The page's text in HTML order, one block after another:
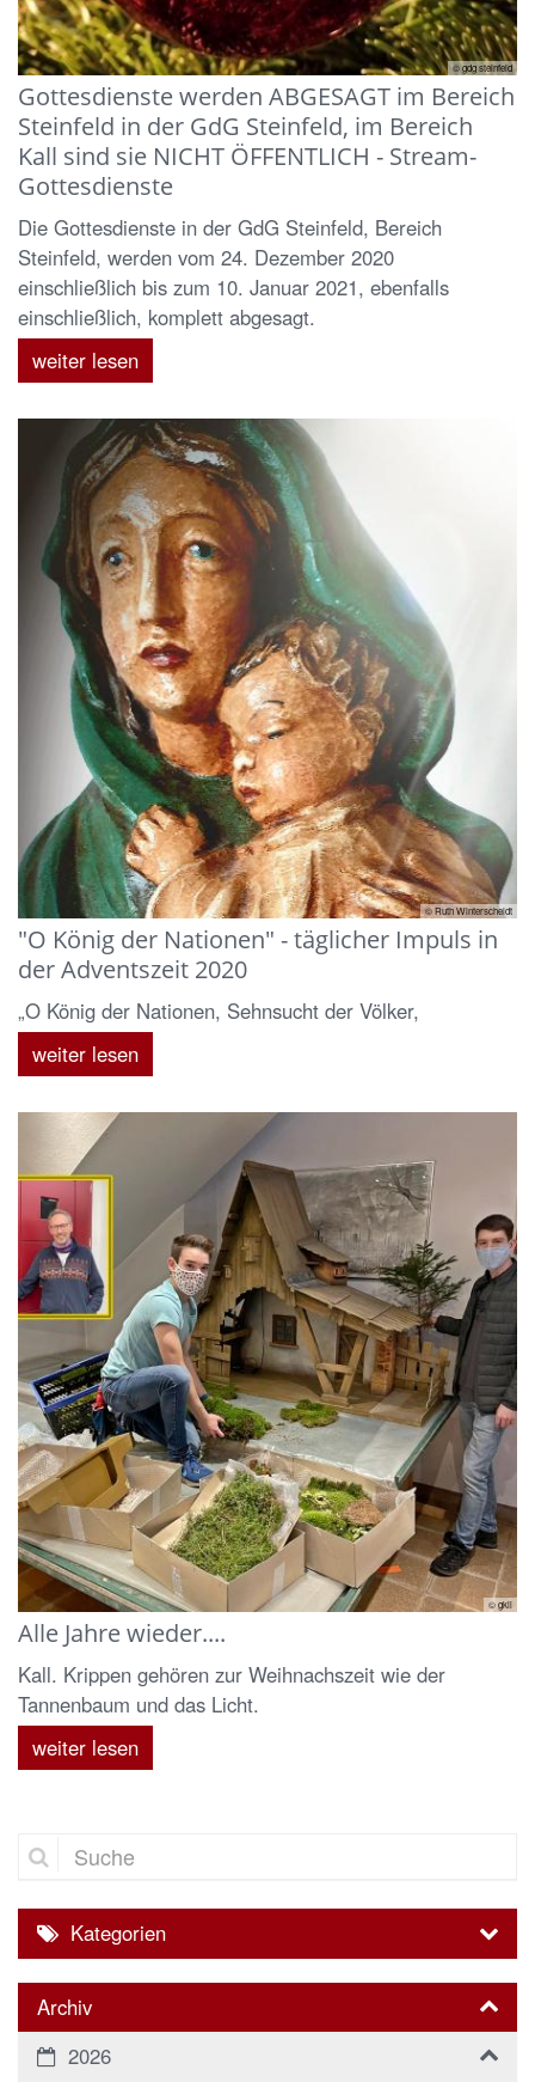
© gdg steinfeld
Gottesdienste werden ABGESAGT im Bereich
Steinfeld in der GdG Steinfeld, im Bereich
Kall sind sie NICHT ÖFFENTLICH - Stream-
Gottesdienste
Die Gottesdienste in der GdG Steinfeld, Bereich
Steinfeld, werden vom 24. Dezember 2020
einschließlich bis zum 10. Januar 2021, ebenfalls
einschließlich, komplett abgesagt.
weiter lesen
© Ruth Winterscheidt
"O König der Nationen" - täglicher Impuls in
der Adventszeit 2020
„O König der Nationen, Sehnsucht der Völker,
weiter lesen
© gkli
Alle Jahre wieder....
Kall. Krippen gehören zur Weihnachszeit wie der
Tannenbaum und das Licht.
weiter lesen
Suche
Kategorien
Archiv
2026